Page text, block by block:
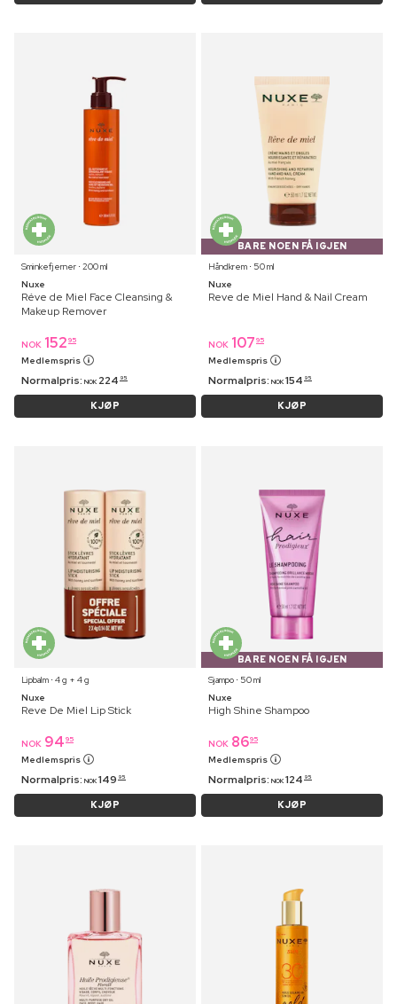
Sminkefjerner ⋅ 200 ml
Nuxe
Réve de Miel Face Cleansing &
Makeup Remover
NOK 152 95
Medlemspris
Normalpris: NOK 224 95
KJØP
BARE NOEN FÅ IGJEN
Håndkrem ⋅ 50 ml
Nuxe
Reve de Miel Hand & Nail Cream
NOK 107 95
Medlemspris
Normalpris: NOK 154 95
KJØP
Lipbalm ⋅ 4 g + 4 g
Nuxe
Reve De Miel Lip Stick
NOK 94 95
Medlemspris
Normalpris: NOK 149 95
KJØP
BARE NOEN FÅ IGJEN
Sjampo ⋅ 50 ml
Nuxe
High Shine Shampoo
NOK 8695
Medlemspris
Normalpris: NOK 124 95
KJØP